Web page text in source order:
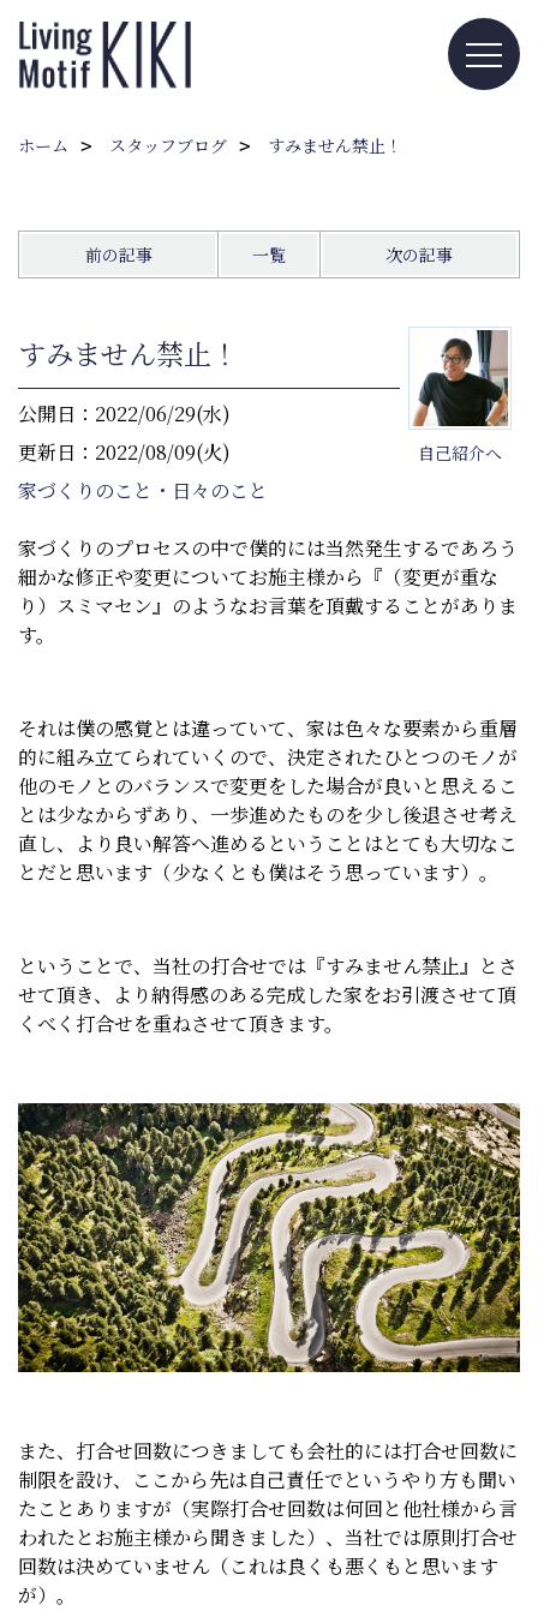
ホーム スタッフブログ すみません禁止！
前の記事 一覧 次の記事
自己紹介へ
すみません禁止！
公開日：2022/06/29(水)
更新日：2022/08/09(火)
家づくりのこと・日々のこと
家づくりのプロセスの中で僕的には当然発生するであろう
細かな修正や変更についてお施主様から『（変更が重な
り）スミマセン』のようなお言葉を頂戴することがありま
す。
それは僕の感覚とは違っていて、家は色々な要素から重層
的に組み立てられていくので、決定されたひとつのモノが
他のモノとのバランスで変更をした場合が良いと思えるこ
とは少なからずあり、一歩進めたものを少し後退させ考え
直し、より良い解答へ進めるということはとても大切なこ
とだと思います（少なくとも僕はそう思っています）。
ということで、当社の打合せでは『すみません禁止』とさ
せて頂き、より納得感のある完成した家をお引渡させて頂
くべく打合せを重ねさせて頂きます。
また、打合せ回数につきましても会社的には打合せ回数に
制限を設け、ここから先は自己責任でというやり方も聞い
たことありますが（実際打合せ回数は何回と他社様から言
われたとお施主様から聞きました）、当社では原則打合せ
回数は決めていません（これは良くも悪くもと思います
が）。